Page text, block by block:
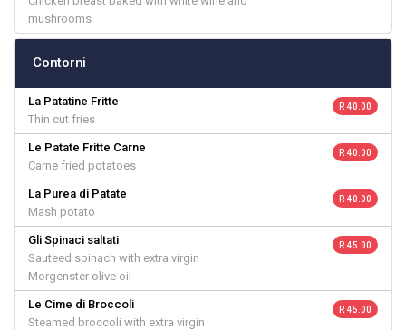
mushrooms
Contorni
La Patatine Fritte
Thin cut fries
R 40.00
Le Patate Fritte Carne
Carne fried potatoes
R 40.00
La Purea di Patate
Mash potato
R 40.00
Gli Spinaci saltati
Sauteed spinach with extra virgin
Morgenster olive oil
R 45.00
Le Cime di Broccoli
Steamed broccoli with extra virgin
R 45.00